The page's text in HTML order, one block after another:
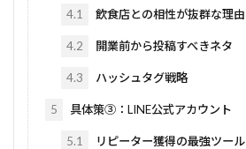
4.1 飲食店との相性が抜群な理由
4.2 開業前から投稿すべきネタ
4.3 ハッシュタグ戦略
5 具体策③：LINE公式アカウント
5.1 リピーター獲得の最強ツール